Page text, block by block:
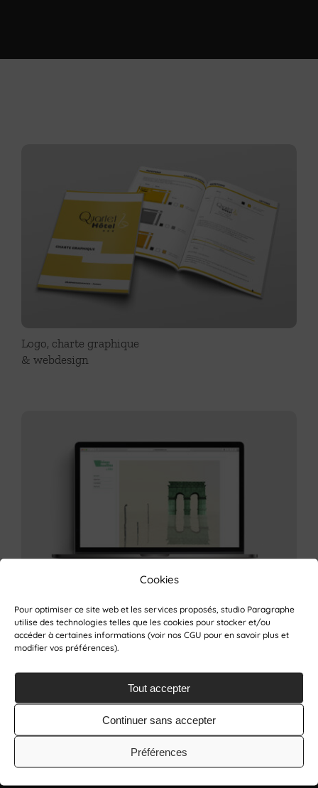
Cookies
Pour optimiser ce site web et les services proposés, studio Paragraphe
utilise des technologies telles que les cookies pour stocker et/ou
accéder à certaines informations (voir nos CGU pour en savoir plus et
modifier vos préférences).
Tout accepter
Continuer sans accepter
Préférences
Logo, charte graphique
& webdesign
Logo & site internet
administrable
EN SAVOIR PLUS